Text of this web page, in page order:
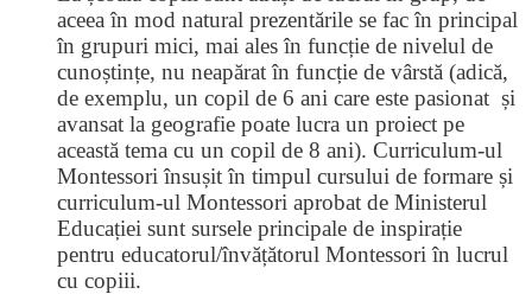
aceea în mod natural prezentările se fac în principal
în grupuri mici, mai ales în funcție de nivelul de
cunoștințe, nu neapărat în funcție de vârstă (adică,
de exemplu, un copil de 6 ani care este pasionat și
avansat la geografie poate lucra un proiect pe
această tema cu un copil de 8 ani). Curriculum-ul
Montessori însușit în timpul cursului de formare și
curriculum-ul Montessori aprobat de Ministerul
Educației sunt sursele principale de inspirație
pentru educatorul/învățătorul Montessori în lucrul
cu copiii.